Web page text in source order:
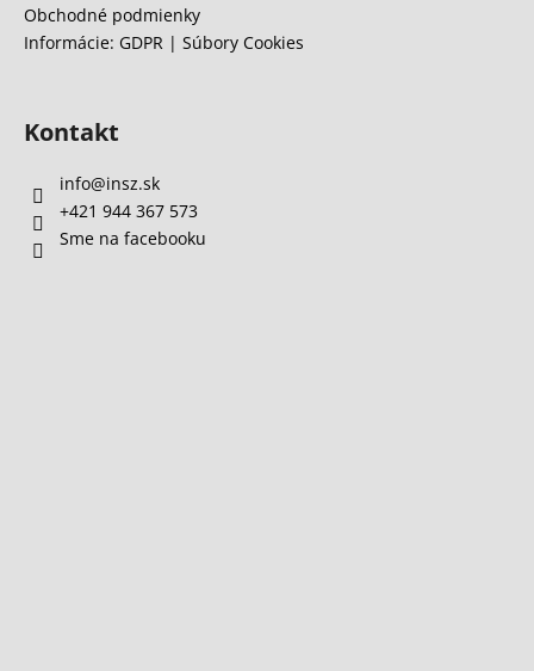
Obchodné podmienky
Informácie: GDPR | Súbory Cookies
Kontakt
info@insz.sk
+421 944 367 573
Sme na facebooku